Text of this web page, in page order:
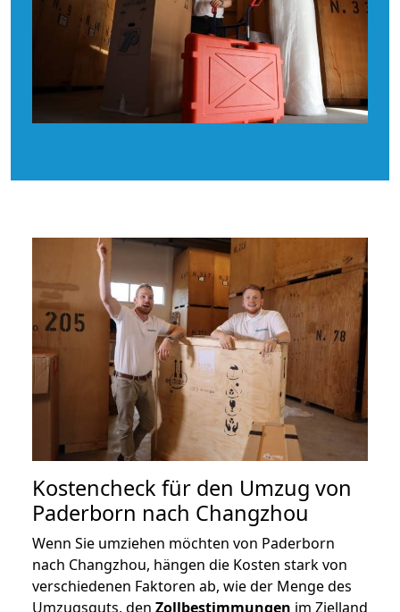
Kostencheck für den Umzug von
Paderborn nach Changzhou
Wenn Sie umziehen möchten von Paderborn
nach Changzhou, hängen die Kosten stark von
verschiedenen Faktoren ab, wie der Menge des
Umzugsguts, den Zollbestimmungen im Zielland